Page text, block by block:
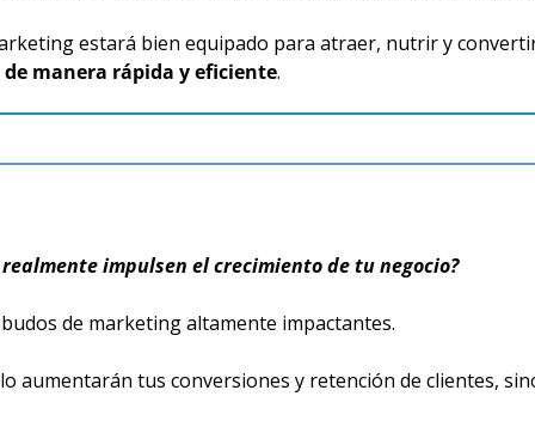
estará bien equipado para atraer, nutrir y
de manera rápida y eficiente.
impulsen el crecimiento de tu negocio?
de marketing altamente impactantes.
aumentarán tus conversiones y retención de clientes,